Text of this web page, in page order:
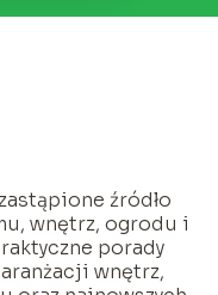
źródło
wnętrz, ogrodu i
porady
wnętrz,